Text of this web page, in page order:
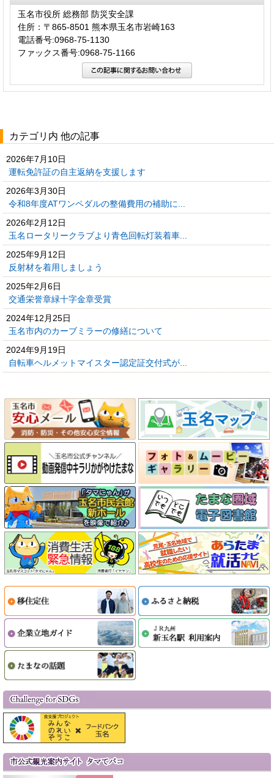
玉名市役所 総務部 防災安全課
住所：〒865-8501 熊本県玉名市岩崎163
電話番号:0968-75-1130
ファックス番号:0968-75-1166
カテゴリ内 他の記事
2026年7月10日
運転免許証の自主返納を支援します
2026年3月30日
令和8年度ATワンペダルの整備費用の補助に...
2026年2月12日
玉名ロータリークラブより青色回転灯装着車...
2025年9月12日
反射材を着用しましょう
2025年2月6日
交通栄誉章緑十字金章受賞
2024年12月25日
玉名市内のカーブミラーの修繕について
2024年9月19日
自転車ヘルメットマイスター認定証交付式が...